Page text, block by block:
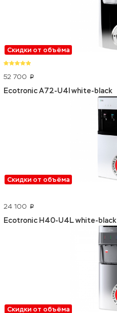
Скидки от объёма
52 700 p
Ecotronic A72-U4l white-black
Скидки от объёма
24 100 p
Ecotronic H40-U4L white-black
Скидки от объёма